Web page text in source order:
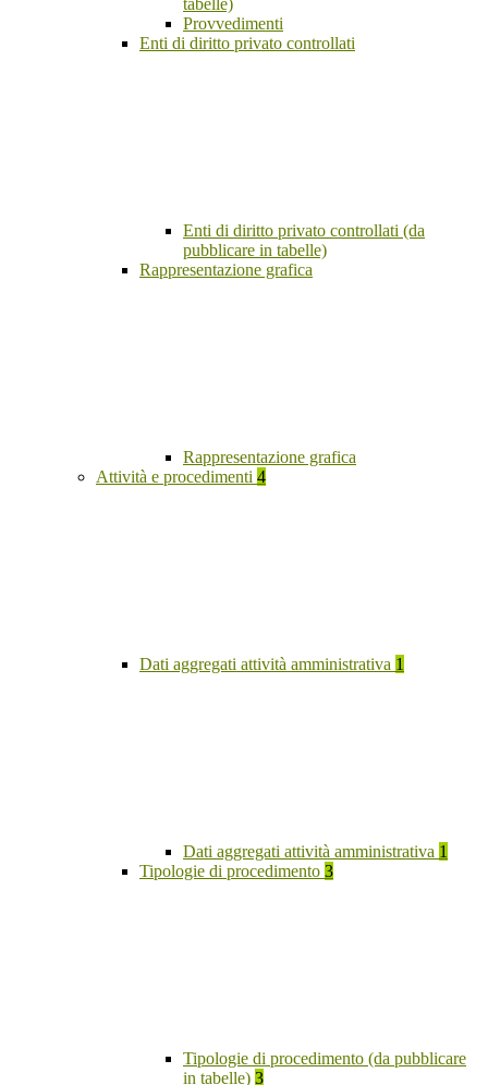
tabelle)
Provvedimenti
Enti di diritto privato controllati
Enti di diritto privato controllati (da
pubblicare in tabelle)
Rappresentazione grafica
Rappresentazione grafica
Attività e procedimenti 4
Dati aggregati attività amministrativa 1
Dati aggregati attività amministrativa 1
Tipologie di procedimento 3
Tipologie di procedimento (da pubblicare
in tabelle) 3